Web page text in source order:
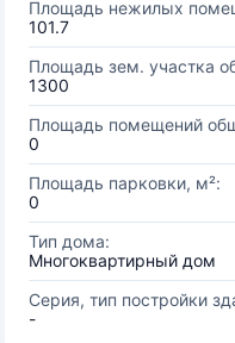
Площадь нежилых
101.7
Площадь зем. участка
1300
Площадь помещений
0
Площадь парковки, м²:
0
Тип дома:
Многоквартирный дом
Серия, тип постройки
-